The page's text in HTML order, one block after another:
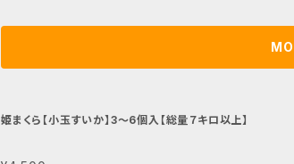
る数時間前に冷やすことで、甘さが一層引き立ちます。
箱に入っております商品の底の部分が稀に黄色くな
姫まくら【小玉すいか】3〜6個入【総量７キロ以上】